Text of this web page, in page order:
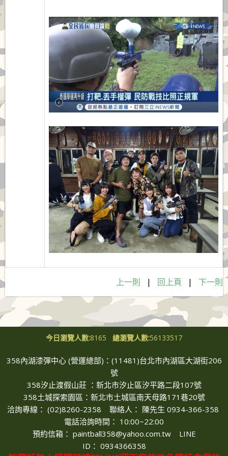
上一則 | 回上頁 | 下一則
今日瀏覽人數:8165 總瀏覽人數:56133517
358內湖漆彈中心 (營運總部)：(11481)台北市內湖區大湖街206
號
358汐止渡假山莊 ：新北市汐止區汐平路二段107號
358土城探索園區：新北市土城區南天母路171巷20號
洽詢專線： (02)8260-2358 聯絡人 ： 陳先生 0934-366-358
電話洽詢時間 ： 10:00~22:00
預約信箱： paintball358@yahoo.com.tw LINE
ID： 0934366358